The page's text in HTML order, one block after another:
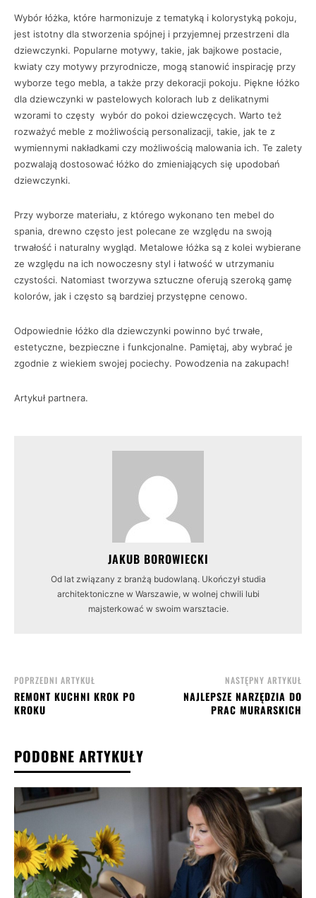
Wybór łóżka, które harmonizuje z tematyką i kolorystyką pokoju,
jest istotny dla stworzenia spójnej i przyjemnej przestrzeni dla
dziewczynki. Popularne motywy, takie, jak bajkowe postacie,
kwiaty czy motywy przyrodnicze, mogą stanowić inspirację przy
wyborze tego mebla, a także przy dekoracji pokoju. Piękne łóżko
dla dziewczynki w pastelowych kolorach lub z delikatnymi
wzorami to częsty wybór do pokoi dziewczęcych. Warto też
rozważyć meble z możliwością personalizacji, takie, jak te z
wymiennymi nakładkami czy możliwością malowania ich. Te zalety
pozwalają dostosować łóżko do zmieniających się upodobań
dziewczynki.
Przy wyborze materiału, z którego wykonano ten mebel do
spania, drewno często jest polecane ze względu na swoją
trwałość i naturalny wygląd. Metalowe łóżka są z kolei wybierane
ze względu na ich nowoczesny styl i łatwość w utrzymaniu
czystości. Natomiast tworzywa sztuczne oferują szeroką gamę
kolorów, jak i często są bardziej przystępne cenowo.
Odpowiednie łóżko dla dziewczynki powinno być trwałe,
estetyczne, bezpieczne i funkcjonalne. Pamiętaj, aby wybrać je
zgodnie z wiekiem swojej pociechy. Powodzenia na zakupach!
Artykuł partnera.
JAKUB BOROWIECKI
Od lat związany z branżą budowlaną. Ukończył studia
architektoniczne w Warszawie, w wolnej chwili lubi
majsterkować w swoim warsztacie.
POPRZEDNI ARTYKUŁ
REMONT KUCHNI KROK PO
KROKU
NASTĘPNY ARTYKUŁ
NAJLEPSZE NARZĘDZIA DO
PRAC MURARSKICH
PODOBNE ARTYKUŁY